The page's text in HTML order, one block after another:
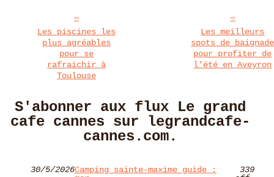
Les piscines les
plus agréables
pour se
rafraichir à
Toulouse
Les meilleurs
spots de baignade
pour profiter de
l'été en Aveyron
S'abonner aux flux Le grand
cafe cannes sur legrandcafe-
cannes.com.
30/5/2026Camping sainte-maxime guide :
339